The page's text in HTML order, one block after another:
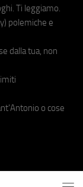
Ti leggiamo.
polemiche e
dalla tua, non
o cose